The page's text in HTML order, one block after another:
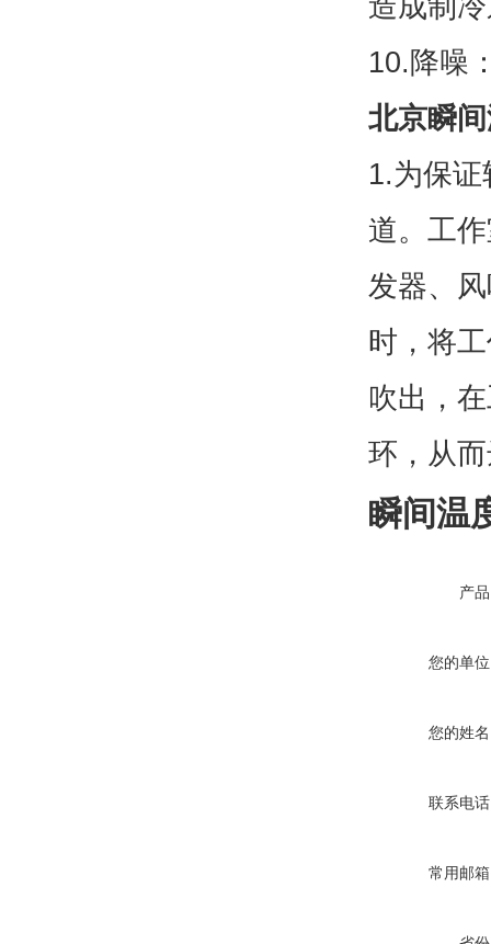
10.降噪
北京瞬
1.为保
道。工
发器、
时，将
吹出，
环，从
瞬间温
产
您的单
您的姓
联系电
常用邮